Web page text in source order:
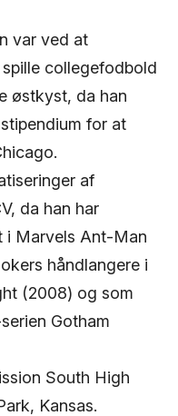
var ved at
collegefodbold
østkyst, da han
for at
af
da han har
i Marvels Ant-Man
håndlangere i
(2008) og som
Gotham
South High
Kansas.